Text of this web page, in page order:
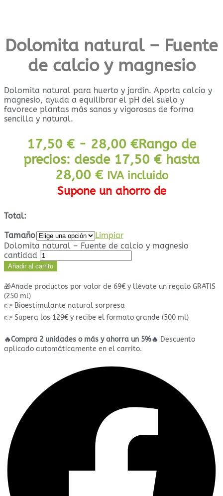
Dolomita natural – Fuente
de calcio y magnesio
Dolomita natural para huerto y jardín. Aporta calcio y
magnesio, ayuda a equilibrar el pH del suelo y
favorece plantas más sanas y vigorosas de forma
sencilla y natural.
17,50 € - 28,00 €Rango de
precios: desde 17,50 € hasta
28,00 € IVA incluido
Supone un ahorro de
Total:
Tamaño
Limpiar
Dolomita natural – Fuente de calcio y magnesio
cantidad
Añadir al carrito
🎁Añade productos por valor de 69€ y llévate un regalo GRATIS
(250 ml)
👉 Bioestimulante natural sorpresa
👉 Supera los 129€ y recibe el formato grande (500 ml)
🔥Compra 2 unidades o más y ahorra un 5%🔥 Descuento
aplicado automáticamente en el carrito.